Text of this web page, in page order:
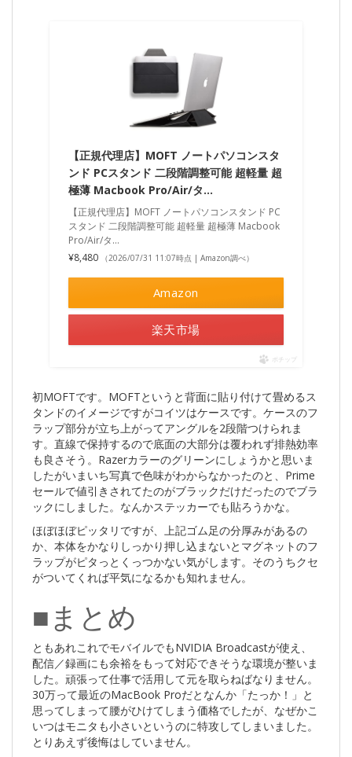
【正規代理店】MOFT ノートパソコンスタ
ンド PCスタンド 二段階調整可能 超軽量 超
極薄 Macbook Pro/Air/タ…
【正規代理店】MOFT ノートパソコンスタンド PC
スタンド 二段階調整可能 超軽量 超極薄 Macbook
Pro/Air/タ...
¥8,480
（2026/07/31 11:07時点 | Amazon調べ）
Amazon
楽天市場
ポチップ
初MOFTです。MOFTというと背面に貼り付けて畳めるス
タンドのイメージですがコイツはケースです。ケースのフ
ラップ部分が立ち上がってアングルを2段階つけられま
す。直線で保持するので底面の大部分は覆われず排熱効率
も良さそう。Razerカラーのグリーンにしょうかと思いま
したがいまいち写真で色味がわからなかったのと、Prime
セールで値引きされてたのがブラックだけだったのでブラ
ックにしました。なんかステッカーでも貼ろうかな。
ほぼほぼピッタリですが、上記ゴム足の分厚みがあるの
か、本体をかなりしっかり押し込まないとマグネットのフ
ラップがピタっとくっつかない気がします。そのうちクセ
がついてくれば平気になるかも知れません。
■まとめ
ともあれこれでモバイルでもNVIDIA Broadcastが使え、
配信／録画にも余裕をもって対応できそうな環境が整いま
した。頑張って仕事で活用して元を取らねばなりません。
30万って最近のMacBook Proだとなんか「たっか！」と
思ってしまって腰がひけてしまう価格でしたが、なぜかこ
いつはモニタも小さいというのに特攻してしまいました。
とりあえず後悔はしていません。